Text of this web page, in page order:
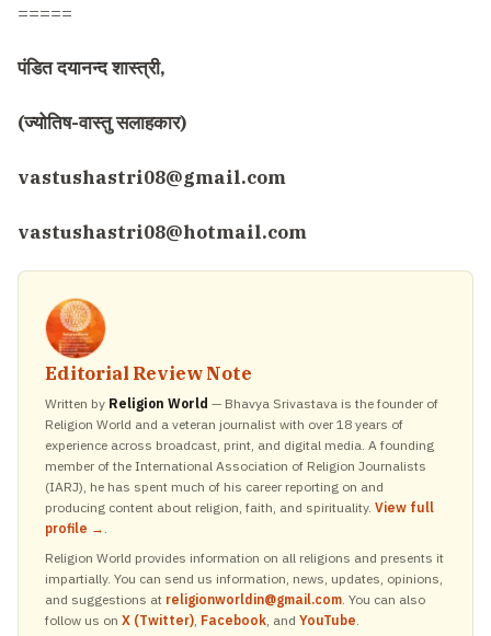
=====
पंडित दयानन्द शास्त्री,
(ज्योतिष-वास्तु सलाहकार)
vastushastri08@gmail.com
vastushastri08@hotmail.com
Editorial Review Note
Written by Religion World — Bhavya Srivastava is the founder of
Religion World and a veteran journalist with over 18 years of
experience across broadcast, print, and digital media. A founding
member of the International Association of Religion Journalists
(IARJ), he has spent much of his career reporting on and
producing content about religion, faith, and spirituality. View full
profile → .
Religion World provides information on all religions and presents it
impartially. You can send us information, news, updates, opinions,
and suggestions at religionworldin@gmail.com. You can also
follow us on X (Twitter), Facebook, and YouTube.